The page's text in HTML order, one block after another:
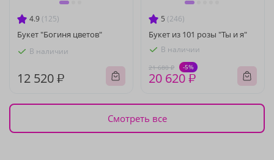
4.9 (125)
Букет "Богиня цветов"
В наличии
12 520 ₽
5 (246)
Букет из 101 розы "Ты и я"
В наличии
21 680 ₽ -5%
20 620 ₽
Смотреть все